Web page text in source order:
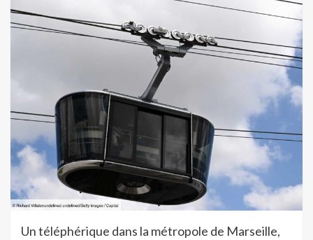
Un téléphérique dans la métropole de Marseille,